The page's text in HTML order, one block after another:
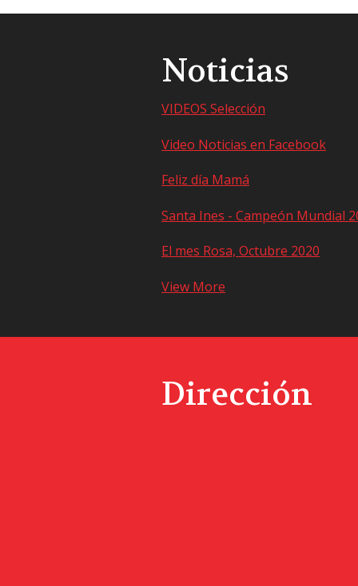
Noticias
VIDEOS Selección
Video Noticias en Facebook
Feliz día Mamá
Santa Ines - Campeón Mundial
El mes Rosa, Octubre 2020
View More
Dirección